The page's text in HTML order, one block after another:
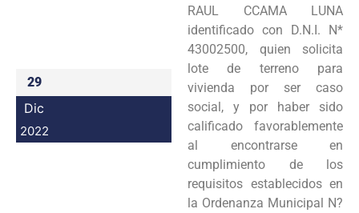
Intranet
29
Dic
2022
RAUL CCAMA LUNA
identificado con D.N.I. N*
43002500, quien solicita
lote de terreno para
vivienda por ser caso
social, y por haber sido
calificado favorablemente
al encontrarse en
cumplimiento de los
requisitos establecidos en
la Ordenanza Municipal N?